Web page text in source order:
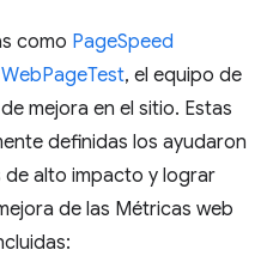
como PageSpeed
WebPageTest, el equipo de
mejora en el sitio. Estas
definidas los ayudaron
de alto impacto y lograr
de las Métricas web